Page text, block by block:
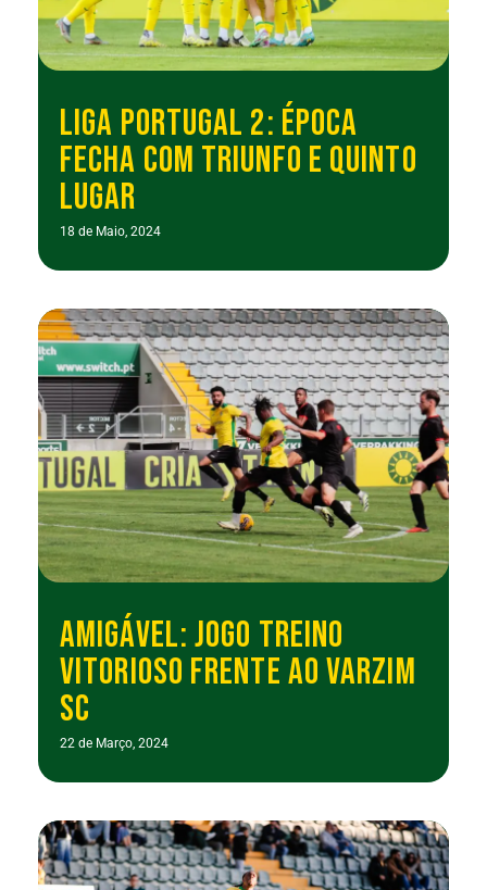
LIGA PORTUGAL 2: ÉPOCA
FECHA COM TRIUNFO E QUINTO
LUGAR
18 de Maio, 2024
AMIGÁVEL: JOGO TREINO
VITORIOSO FRENTE AO VARZIM
SC
22 de Março, 2024